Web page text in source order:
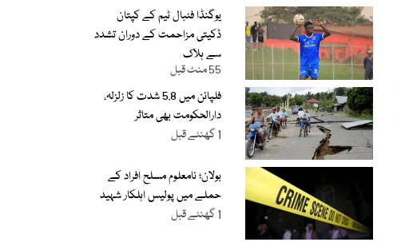
یوگنڈا فٹبال ٹیم کے کپتان
ڈکیتی مزاحمت کے دوران تشدد
سے ہلاک
55 منٹ قبل
فلپائن میں 5.8 شدت کا زلزلہ،
دارالحکومت بھی متاثر
1 گھنٹے قبل
بولان؛ نامعلوم مسلح افراد کے
حملے میں پولیس اہلکار شہید
1 گھنٹے قبل